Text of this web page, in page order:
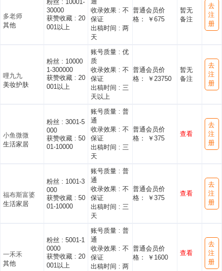
多老师
其他
粉丝 : 10001-
30000
获赞收藏 : 20
001以上
收录效果 : 不
保证
出稿时间 : 两
天
普通会员价
格： ￥675
暂无
备注
去
注
册
哩九九
美妆护肤
粉丝 : 10000
1-300000
获赞收藏 : 20
001以上
账号质量 : 优
质
收录效果 : 不
保证
出稿时间 : 三
天以上
普通会员价
格： ￥23750
暂无
备注
去
注
册
小鱼微微
生活家居
粉丝 : 3001-5
000
获赞收藏 : 50
01-10000
账号质量 : 普
通
收录效果 : 不
保证
出稿时间 : 三
天
普通会员价
格： ￥375
查看
去
注
册
福布斯富婆
生活家居
粉丝 : 1001-3
000
获赞收藏 : 50
01-10000
账号质量 : 普
通
收录效果 : 不
保证
出稿时间 : 三
天
普通会员价
格： ￥375
查看
去
注
册
一禾禾
其他
粉丝 : 5001-1
0000
获赞收藏 : 20
001以上
账号质量 : 普
通
收录效果 : 不
保证
出稿时间 : 两
普通会员价
格： ￥1600
查看
去
注
册